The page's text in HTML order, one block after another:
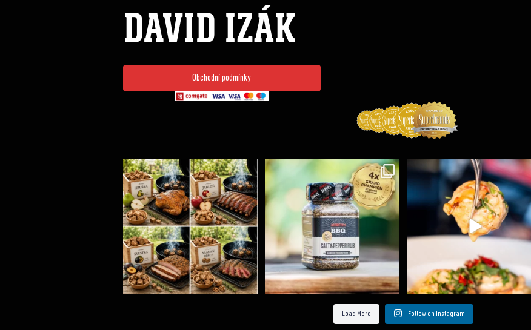
DAVID IZÁK
Obchodní podmínky
Udící špalíky - BORN TO SMOKE - různé druhy k...
3 0
Koření Suncity – autentická BBQ chuť u vás doma!...
1 0
Spoustu podobných triků, které vám usnadní nejenom
9 0
Load More Follow on Instagram